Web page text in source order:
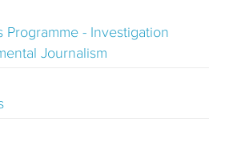
Programme - Investigation
Journalism